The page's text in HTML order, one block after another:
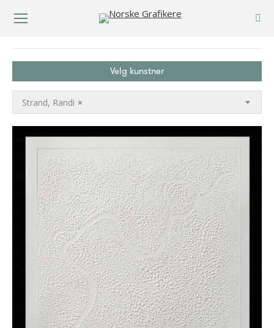
Velg kunstner
×
Strand, Randi